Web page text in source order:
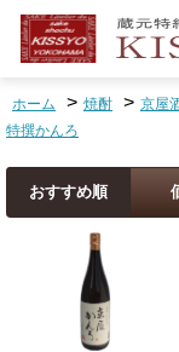
ホーム > 焼酎 > 京屋
特撰かんろ
おすすめ順